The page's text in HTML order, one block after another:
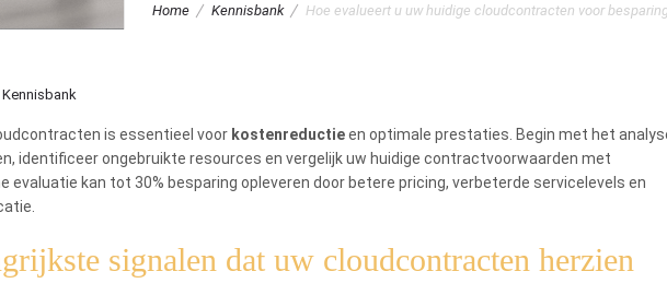
Home Kennisbank Hoe evalueert u uw huidige cloudcontracten voor
Kennisbank
is essentieel voor kostenreductieen optimale prestaties. Begin met het
identificeer ongebruikte resources en vergelijk uw huidige contractvoorwaarden met
kan tot 30% besparing opleveren door betere pricing, verbeterde servicelevels en
signalen dat uw cloudcontracten herzien